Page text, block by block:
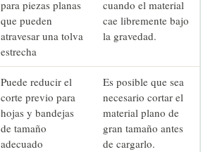
para piezas planas
que pueden
atravesar una tolva
estrecha
cuando el material
cae libremente bajo
la gravedad.
Puede reducir el
corte previo para
hojas y bandejas
de tamaño
adecuado
Es posible que sea
necesario cortar el
material plano de
gran tamaño antes
de cargarlo.